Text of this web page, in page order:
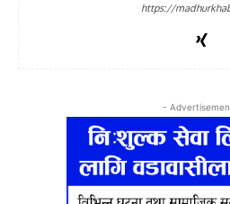
https://
-